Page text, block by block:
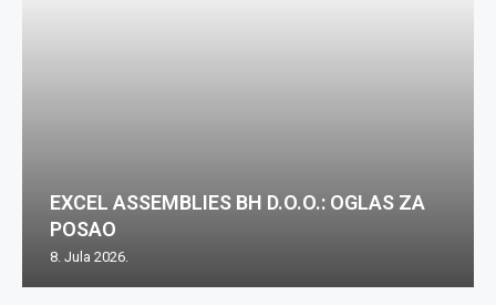
EXCEL ASSEMBLIES BH D.O.O.: OGLAS ZA
POSAO
8. Jula 2026.